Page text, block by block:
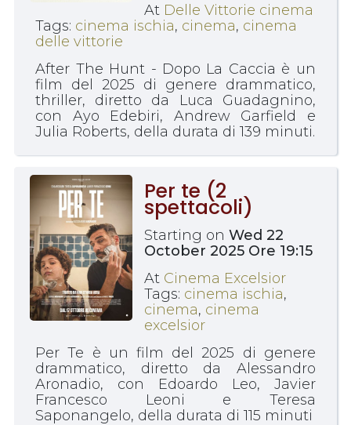
At Delle Vittorie cinema
Tags: cinema ischia, cinema, cinema
delle vittorie
After The Hunt - Dopo La Caccia è un
film del 2025 di genere drammatico,
thriller, diretto da Luca Guadagnino,
con Ayo Edebiri, Andrew Garfield e
Julia Roberts, della durata di 139 minuti.
Per te (2
spettacoli)
Starting on Wed 22
October 2025 Ore 19:15
At Cinema Excelsior
Tags: cinema ischia,
cinema, cinema
excelsior
Per Te è un film del 2025 di genere
drammatico, diretto da Alessandro
Aronadio, con Edoardo Leo, Javier
Francesco Leoni e Teresa
Saponangelo, della durata di 115 minuti